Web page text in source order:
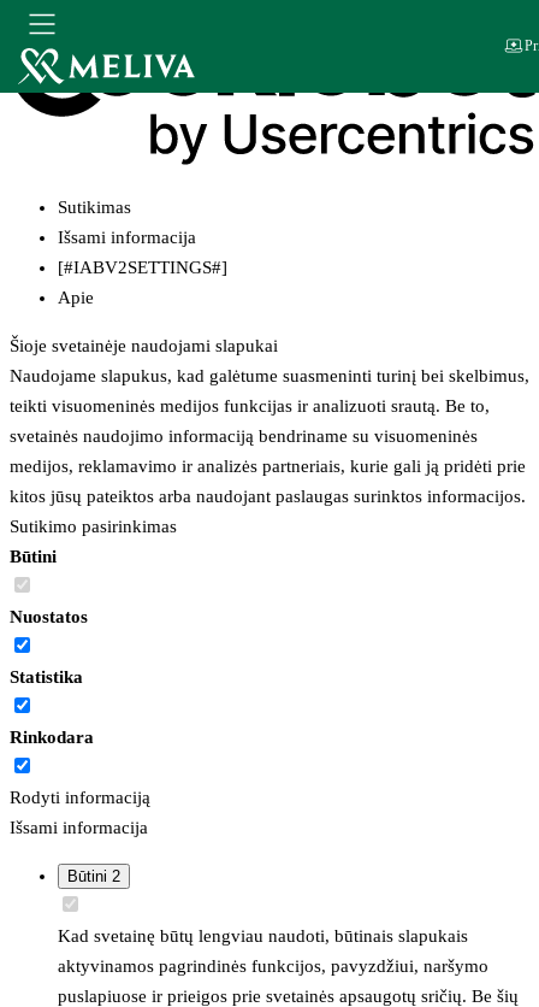
Sutikimas
Išsami informacija
[#IABV2SETTINGS#]
Apie
Šioje svetainėje naudojami slapukai
Naudojame slapukus, kad galėtume suasmeninti turinį bei skelbimus,
teikti visuomeninės medijos funkcijas ir analizuoti srautą. Be to,
svetainės naudojimo informaciją bendriname su visuomeninės
medijos, reklamavimo ir analizės partneriais, kurie gali ją pridėti prie
kitos jūsų pateiktos arba naudojant paslaugas surinktos informacijos.
Sutikimo pasirinkimas
Būtini
Nuostatos
Statistika
Rinkodara
Rodyti informaciją
Išsami informacija
Būtini 2
Kad svetainę būtų lengviau naudoti, būtinais slapukais
aktyvinamos pagrindinės funkcijos, pavyzdžiui, naršymo
puslapiuose ir prieigos prie svetainės apsaugotų sričių. Be šių